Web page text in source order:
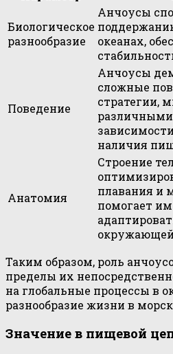
Биологическое
разнообразие
Анчоусы
океанах,
Поведение
Анчоусы
сложные
стратегии,
наличия
Анатомия
Строение
плавания и
помогает
Таким образом, роль
пределы их
на глобальные процессы в
разнообразие жизни в
Значение в пищевой